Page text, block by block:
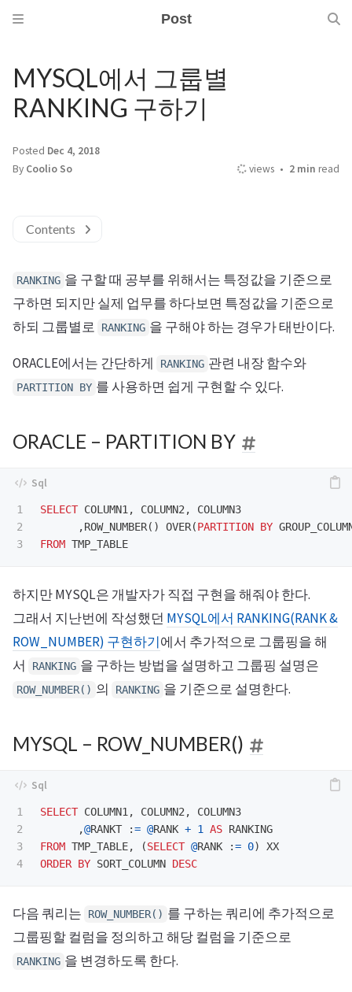
Post
MYSQL에서 그룹별
RANKING 구하기
Posted Dec 4, 2018
By Coolio So views 2 min read
Contents
RANKING 을 구할 때 공부를 위해서는 특정값을 기준으로
구하면 되지만 실제 업무를 하다보면 특정값을 기준으로
하되 그룹별로
RANKING 을 구해야 하는 경우가 태반이다.
ORACLE에서는 간단하게 RANKING 관련 내장 함수와
PARTITION BY 를 사용하면 쉽게 구현할 수 있다.
ORACLE – PARTITION BY
1
2
SELECT COLUMN1 , COLUMN2 ,
COLUMN3
,ROW_NUMBER() OVER(PARTITION BY
FROM TMP_TABLE
하지만 MYSQL은 개발자가 직접 구현을 해줘야 한다.
그래서 지난번에 작성했던 MYSQL에서 RANKING(RANK &
ROW_NUMBER) 구현하기에서 추가적으로 그룹핑을 해
서
RANKING 을 구하는 방법을 설명하고 그룹핑 설명은
ROW_NUMBER() 의 RANKING 을 기준으로 설명한다.
MYSQL – ROW_NUMBER()
1
2
3
SELECT COLUMN1 , COLUMN2 ,
COLUMN3
,@RANKT := @RANK + 1 AS RANKING
FROM TMP_TABLE, (SELECT @RANK := 0)
XX
ORDER BY SORT_COLUMN DESC
다음 쿼리는 ROW_NUMBER() 를 구하는 쿼리에 추가적으로
그룹핑할 컬럼을 정의하고 해당 컬럼을 기준으로
RANKING 을 변경하도록 한다.